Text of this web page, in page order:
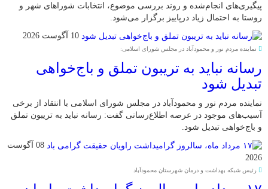
پیگیری‌های انجام‌شده و روند بررسی موضوع، انتخابات شوراهای شهر و
روستا به احتمال زیاد درپاییز برگزار می‌شود.
10 آگوست 2026
نماینده مردم نور و محمودآباد در مجلس شورای اسلامی:
رسانه نباید به تریبون تملق و باج‌خواهی
تبدیل شود
نماینده مردم نور و محمودآباد در مجلس شورای اسلامی با انتقاد از برخی
آسیب‌های موجود در عرصه اطلاع‌رسانی گفت: رسانه نباید به تریبون تملق
و باج‌خواهی تبدیل شود.
08 آگوست
2026
رئیس شبکه بهداشت و درمان شهرستان محمودآباد